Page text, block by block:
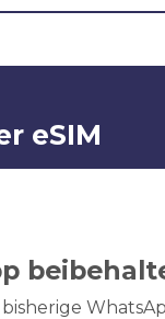
eSIM